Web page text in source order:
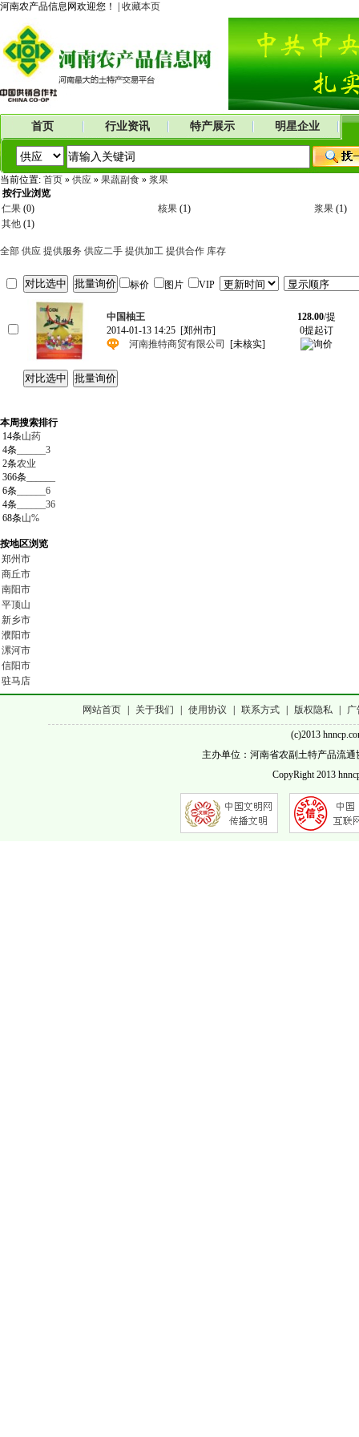
河南农产品信息网欢迎您！ | 收藏本页
首页 行业资讯 特产展示 明星企业
当前位置: 首页 » 供应 » 果蔬副食 » 浆果
按行业浏览
仁果 (0) 核果 (1) 浆果 (1)
其他 (1)
全部 供应 提供服务 供应二手 提供加工 提供合作 库存
标价 图片 VIP
中国柚王
2014-01-13 14:25 [郑州市]
河南推特商贸有限公司
[未核实]
128.00/提
0提起订
本周搜索排行
14条山药
4条 ______3
2条农业
366条
6条 ______6
4条 ______36
68条山%
按地区浏览
郑州市
商丘市
南阳市
平顶山
新乡市
濮阳市
漯河市
信阳市
驻马店
网站首页 关于我们 使用协议 联系方式 版权隐私 广
(c)2013
主办单位：河南省农副土特产品流通
CopyRight 2013